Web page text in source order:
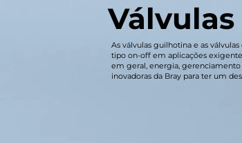
As válvulas guilhotina e as
tipo on-off em aplicações
em geral, energia,
inovadoras da Bray para ter um